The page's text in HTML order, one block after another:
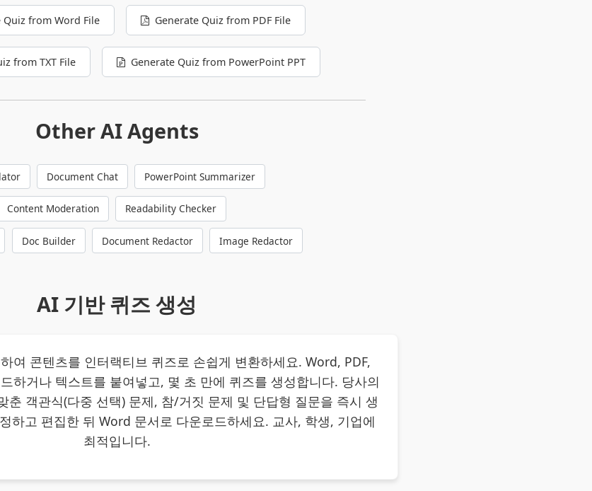
Quiz from Word File Generate Quiz from PDF File
from TXT File Generate Quiz from PowerPoint PPT
Other AI Agents
Document Chat PowerPoint Summarizer
Content Moderation Readability Checker
Doc Builder Document Redactor Image Redactor
AI 기반 퀴즈 생성
여 콘텐츠를 인터랙티브 퀴즈로 손쉽게 변환하세요. Word, PDF,
하거나 텍스트를 붙여넣고, 몇 초 만에 퀴즈를 생성합니다. 당사의
춘 객관식(다중 선택) 문제, 참/거짓 문제 및 단답형 질문을 즉시 생
하고 편집한 뒤 Word 문서로 다운로드하세요. 교사, 학생, 기업에
최적입니다.